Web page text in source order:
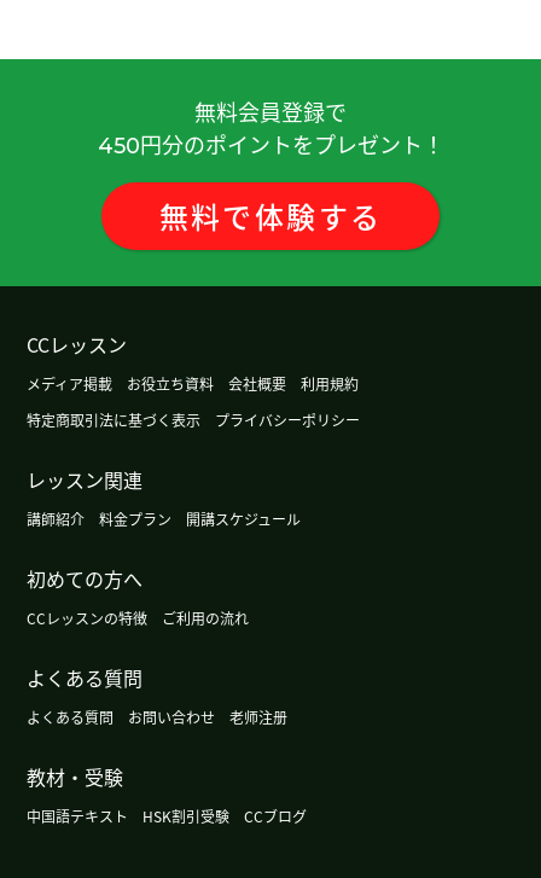
谢谢您的课。我觉得着急的性格可能有计划性的侧
年轻人马上就恢复感冒。老人没有完全恢复。没有
办法。下次见吧。( 男性 )
谢谢您的课。下次课的时候，请告诉我中国春节的
气氛。下次见～
我也认识您很高兴！下次也有机会的话，请多多关
照☺️
我没有去过零下24℃的地方。我无法想象是什么样
的世界呢😅 ( 女性 )
ゆっくり落ち着いて話を聴いてくれる先生です。誠
実な人柄が素敵です！
意不舒服的地方。下次见吧。
無料会員登録で
450円分のポイントをプレゼント！
無料で体験する
CCレッスン
メディア掲載 お役立ち資料 会社概要
利用規約
特定商取引法に基づく表示
プライバシーポリシー
レッスン関連
講師紹介 料金プラン 開講スケジュール
初めての方へ
CCレッスンの特徴 ご利用の流れ
よくある質問
よくある質問 お問い合わせ 老师注册
教材・受験
中国語テキスト HSK割引受験 CCブログ